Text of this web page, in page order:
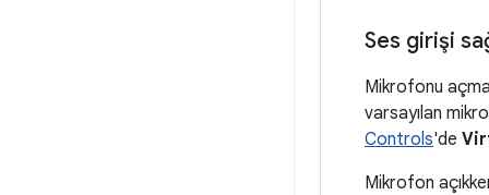
Ses girişi
Mikrofonu
varsayılan
Controls'de
Mikrofon